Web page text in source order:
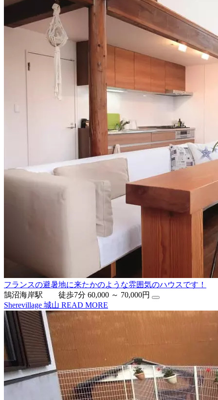
フランスの避暑地に来たかのような雰囲気のハウスです！
鵠沼海岸駅 徒歩7分 60,000 ～ 70,000円
Sherevillage 城山 READ MORE